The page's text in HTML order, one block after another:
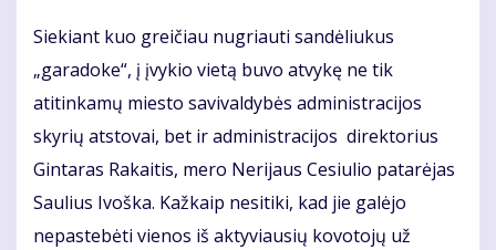
Siekiant kuo greičiau nugriauti sandėliukus
„garadoke“, į įvykio vietą buvo atvykę ne tik
atitinkamų miesto savivaldybės administracijos
skyrių atstovai, bet ir administracijos direktorius
Gintaras Rakaitis, mero Nerijaus Cesiulio patarėjas
Saulius Ivoška. Kažkaip nesitiki, kad jie galėjo
nepastebėti vienos iš aktyviausių kovotojų už